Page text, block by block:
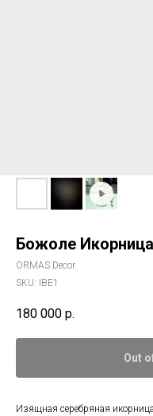
Божоле Икорница
ORMAS Decor
SKU: IBE1
180 000 р.
Out
Изящная серебряная